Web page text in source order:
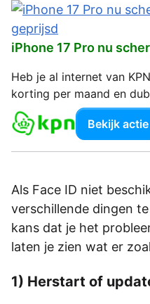
iPhone 17 Pro nu
Heb je al internet van
korting per maand en
Bekijk actie
Als Face ID niet
verschillende dingen
kans dat je het
laten je zien wat er
1) Herstart of